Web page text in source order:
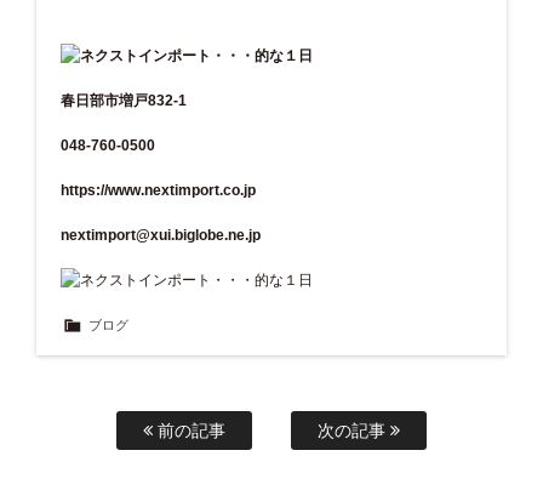
春日部市増戸832-1
048-760-0500
https://www.nextimport.co.jp
nextimport@xui.biglobe.ne.jp
ブログ
前の記事 次の記事